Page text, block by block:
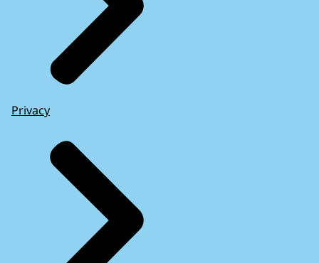
Privacy